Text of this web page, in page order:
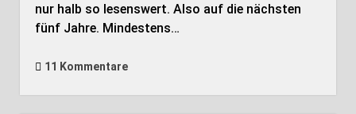
nur halb so lesenswert. Also auf die nächsten
fünf Jahre. Mindestens…
11 Kommentare